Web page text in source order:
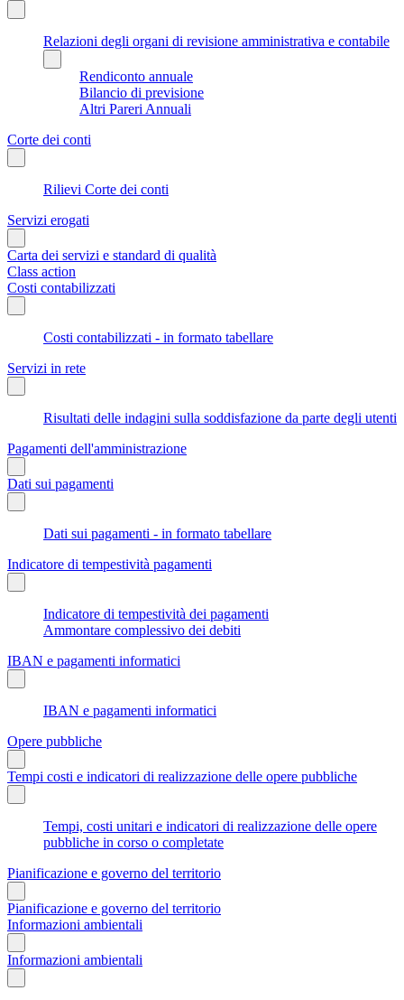
Relazioni degli organi di revisione amministrativa e contabile
Rendiconto annuale
Bilancio di previsione
Altri Pareri Annuali
Corte dei conti
Rilievi Corte dei conti
Servizi erogati
Carta dei servizi e standard di qualità
Class action
Costi contabilizzati
Costi contabilizzati - in formato tabellare
Servizi in rete
Risultati delle indagini sulla soddisfazione da parte degli utenti
Pagamenti dell'amministrazione
Dati sui pagamenti
Dati sui pagamenti - in formato tabellare
Indicatore di tempestività pagamenti
Indicatore di tempestività dei pagamenti
Ammontare complessivo dei debiti
IBAN e pagamenti informatici
IBAN e pagamenti informatici
Opere pubbliche
Tempi costi e indicatori di realizzazione delle opere pubbliche
Tempi, costi unitari e indicatori di realizzazione delle opere
pubbliche in corso o completate
Pianificazione e governo del territorio
Pianificazione e governo del territorio
Informazioni ambientali
Informazioni ambientali